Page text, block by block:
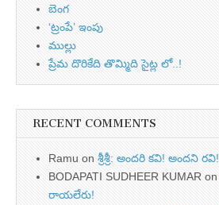
బెంగ
‘ట్రంపే’ ఇంపు
ముల్లు
ప్రేమ దొరికేది తొమ్మిది సైట్ల లో..!
RECENT COMMENTS
Ramu on శ్రీశ్రీ: అందరి కవి! అందని రవి!
BODAPATI SUDHEER KUMAR on
రాయలేరు!